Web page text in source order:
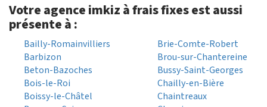
Votre agence imkiz à frais fixes est aussi
présente à :
Bailly-Romainvilliers
Barbizon
Beton-Bazoches
Bois-le-Roi
Boissy-le-Châtel
Brie-Comte-Robert
Brou-sur-Chantereine
Bussy-Saint-Georges
Chailly-en-Bière
Chaintreaux